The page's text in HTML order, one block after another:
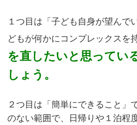
１つ目は「子ども自身が望んで
どもが何かにコンプレックスを
を直したいと思ってい
しょう。
２つ目は「簡単にできること」
のない範囲で、日帰りや１泊程